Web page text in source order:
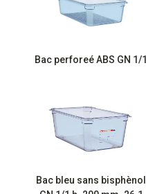
Bac perforeé ABS GN 1/1
Bac bleu sans bisphènol